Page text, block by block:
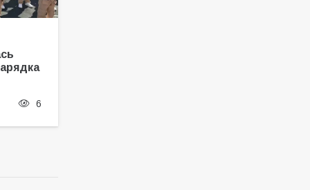
6